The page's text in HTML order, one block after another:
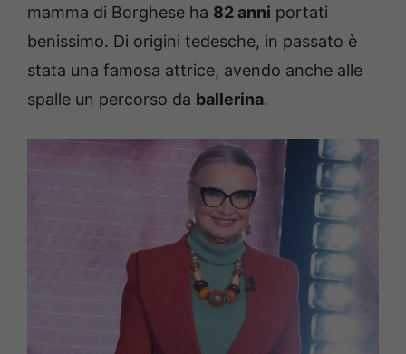
mamma di Borghese ha 82 anni portati
benissimo. Di origini tedesche, in passato è
stata una famosa attrice, avendo anche alle
spalle un percorso da ballerina.